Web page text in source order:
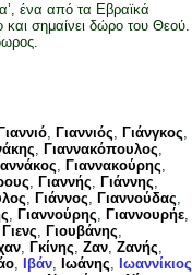
Γιαννιό, Γιαννιός, Γιάνγκος,
, Γιαννακόπουλος,
, Γιαννακούρης,
, Γιαννής, Γιάννης,
, Γιάννος, Γιαννούδας,
, Γιαννούρης, Γιαννουρήε,
Γιενς, Γιουβάνης,
, Γκίνης, Ζαν, Ζανής,
, Ιβάν, Ιωάνης, Ιωαννίκιος